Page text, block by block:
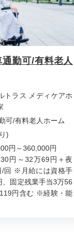
勤可/有料老人
トラス メディケアホ
可/有料老人ホーム
)
円～360,000円
円～32万69円＋夜
/回 ※月給には資格手
、固定残業手当3万56
円含む ※経験・能